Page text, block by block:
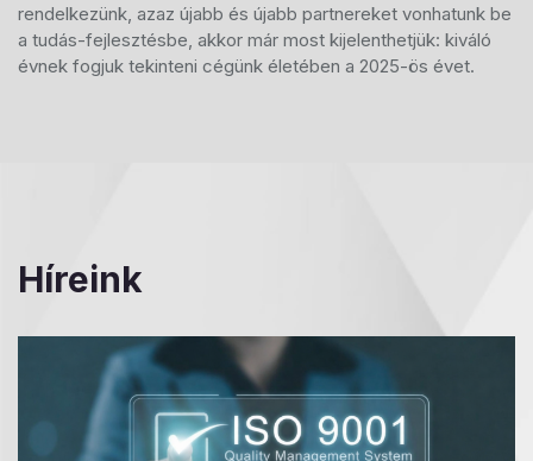
rendelkezünk, azaz újabb és újabb partnereket vonhatunk be
a tudás-fejlesztésbe, akkor már most kijelenthetjük: kiváló
évnek fogjuk tekinteni cégünk életében a 2025-ös évet.
Híreink